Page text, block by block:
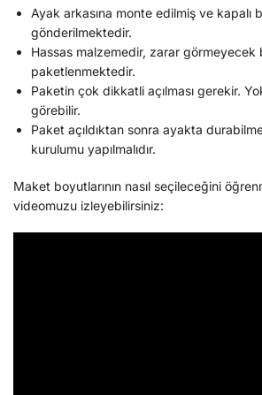
Ayak arkasına monte edilmiş ve kapalı
gönderilmektedir.
Hassas malzemedir, zarar görmeyecek
paketlenmektedir.
Paketin çok dikkatli açılması gerekir.
görebilir.
Paket açıldıktan sonra ayakta
kurulumu yapılmalıdır.
Maket boyutlarının nasıl seçileceğini
videomuzu izleyebilirsiniz: